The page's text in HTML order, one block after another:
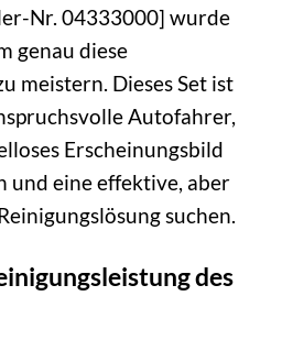
Nr. 04333000] wurde
genau diese
meistern. Dieses Set ist
Autofahrer,
Erscheinungsbild
und eine effektive, aber
suchen.
des